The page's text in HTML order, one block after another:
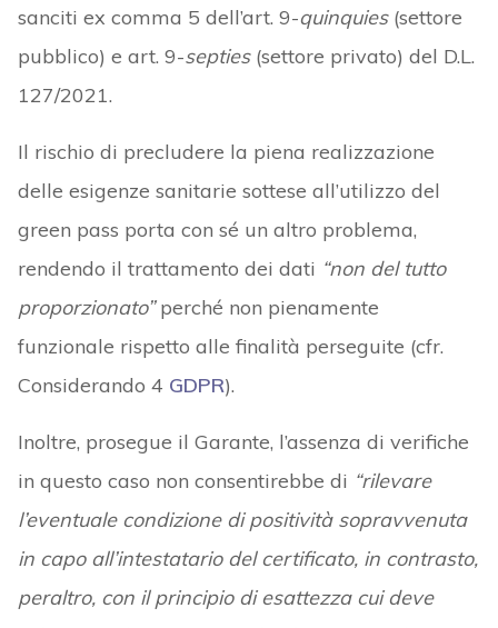
sanciti ex comma 5 dell’art. 9-quinquies (settore
pubblico) e art. 9-septies(settore privato) del D.L.
127/2021.
Il rischio di precludere la piena realizzazione
delle esigenze sanitarie sottese all’utilizzo del
green pass porta con sé un altro problema,
rendendo il trattamento dei dati “non del tutto
proporzionato”perché non pienamente
funzionale rispetto alle finalità perseguite (cfr.
Considerando 4 GDPR).
Inoltre, prosegue il Garante, l’assenza di verifiche
in questo caso non consentirebbe di “rilevare
l’eventuale condizione di positività sopravvenuta
in capo all’intestatario del certificato, in contrasto,
peraltro, con il principio di esattezza cui deve